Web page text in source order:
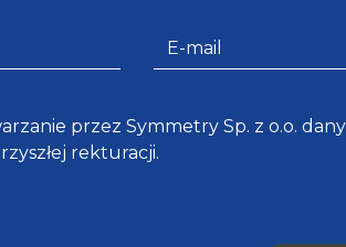
przez Symmetry Sp. z o.o.
rekturacji.